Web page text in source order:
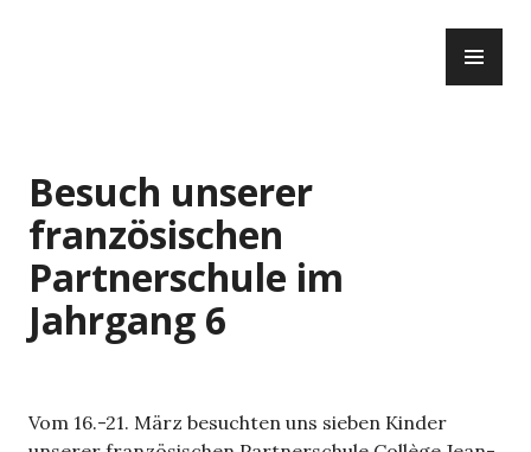
Besuch unserer
französischen
Partnerschule im
Jahrgang 6
Vom 16.-21. März besuchten uns sieben Kinder